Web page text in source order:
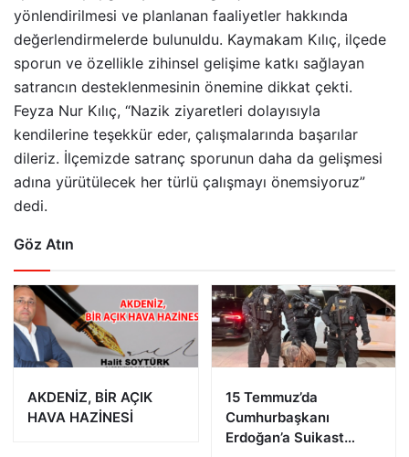
yönlendirilmesi ve planlanan faaliyetler hakkında
değerlendirmelerde bulunuldu. Kaymakam Kılıç, ilçede
sporun ve özellikle zihinsel gelişime katkı sağlayan
satrancın desteklenmesinin önemine dikkat çekti.
Feyza Nur Kılıç, “Nazik ziyaretleri dolayısıyla
kendilerine teşekkür eder, çalışmalarında başarılar
dileriz. İlçemizde satranç sporunun daha da gelişmesi
adına yürütülecek her türlü çalışmayı önemsiyoruz”
dedi.
Göz Atın
AKDENİZ, BİR AÇIK
HAVA HAZİNESİ
15 Temmuz’da
Cumhurbaşkanı
Erdoğan’a Suikast